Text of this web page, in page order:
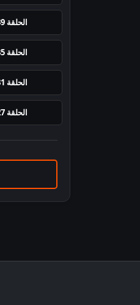
الحلقة 139
الحلقة 135
الحلقة 131
الحلقة 127